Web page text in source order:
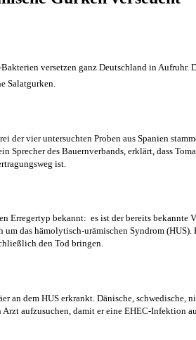
versetzen ganz Deutschland in Aufruhr.
Salatgurken.
der vier untersuchten Proben aus Spanien
Sprecher des Bauernverbands, erklärt, dass
ist.
Erregertyp bekannt: es ist der bereits bekannte
das hämolytisch-urämischen Syndrom
den Tod bringen.
an dem HUS erkrankt. Dänische,
aufzusuchen, damit er eine EHEC-Infektion